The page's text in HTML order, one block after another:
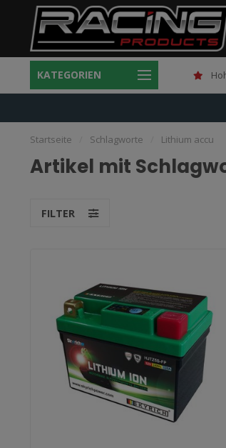
KATEGORIEN
Gratis verzending boven 150,-
Startseite Schlagworte Lithium accu
Artikel mit
FILTER